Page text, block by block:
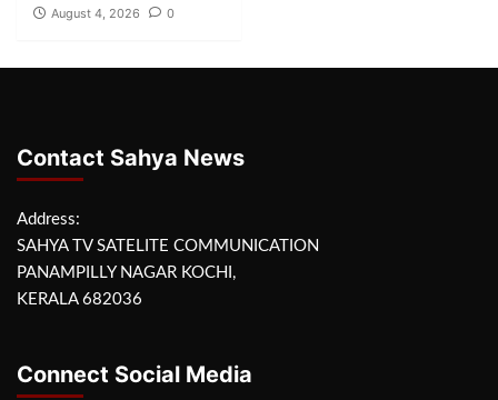
August 4, 2026 0
Contact Sahya News
Address:
SAHYA TV SATELITE COMMUNICATION
PANAMPILLY NAGAR KOCHI,
KERALA 682036
Connect Social Media